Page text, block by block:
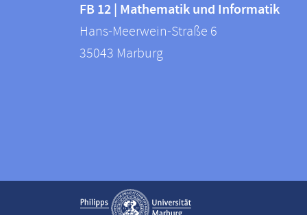
Informationen
FB
12
FB 12 | Mathematik und Informatik
Hans-Meerwein-Straße 6
35043 Marburg
Service-
NavigationKontaktinformationen